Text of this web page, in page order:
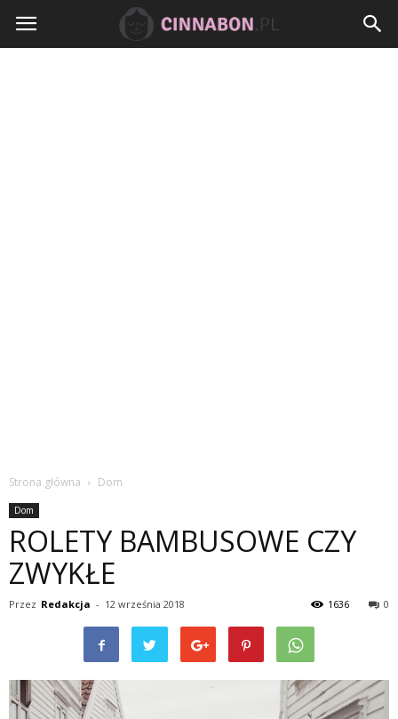
Cinnabon.pl
Strona główna Dom
Dom
ROLETY BAMBUSOWE CZY
ZWYKŁE
Przez Redakcja - 12 września 2018 0
1636